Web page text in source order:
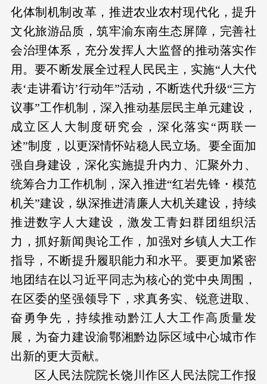
化体制机制改革，推进农业农村现代化，提升
文化旅游品质，筑牢渝东南生态屏障，完善社
会治理体系，充分发挥人大监督的推动落实作
用。要不断发展全过程人民民主，实施“人大代
表‘走讲看访’行动年”活动，不断迭代升级“三方
议事”工作机制，深入推动基层民主单元建设，
成立区人大制度研究会，深化落实“两联一
述”制度，以更深情怀站稳人民立场。要全面加
强自身建设，深化实施提升内力、汇聚外力、
统筹合力工作机制，深入推进“红岩先锋・模范
机关”建设，纵深推进清廉人大机关建设，持续
推进数字人大建设，激发工青妇群团组织活
力，抓好新闻舆论工作，加强对乡镇人大工作
指导，不断提升履职能力和水平。要更加紧密
地团结在以习近平同志为核心的党中央周围，
在区委的坚强领导下，求真务实、锐意进取、
奋勇争先，持续推动黔江人大工作高质量发
展，为奋力建设渝鄂湘黔边际区域中心城市作
出新的更大贡献。
区人民法院院长饶川作区人民法院工作报